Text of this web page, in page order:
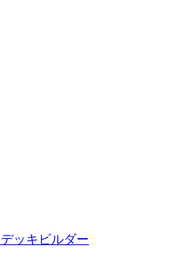
デッキビルダー